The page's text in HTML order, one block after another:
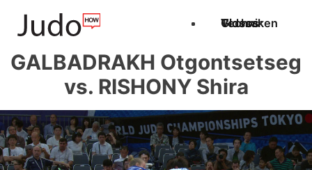
Techniken
Videos
Glossar
GALBADRAKH Otgontsetseg
vs. RISHONY Shira